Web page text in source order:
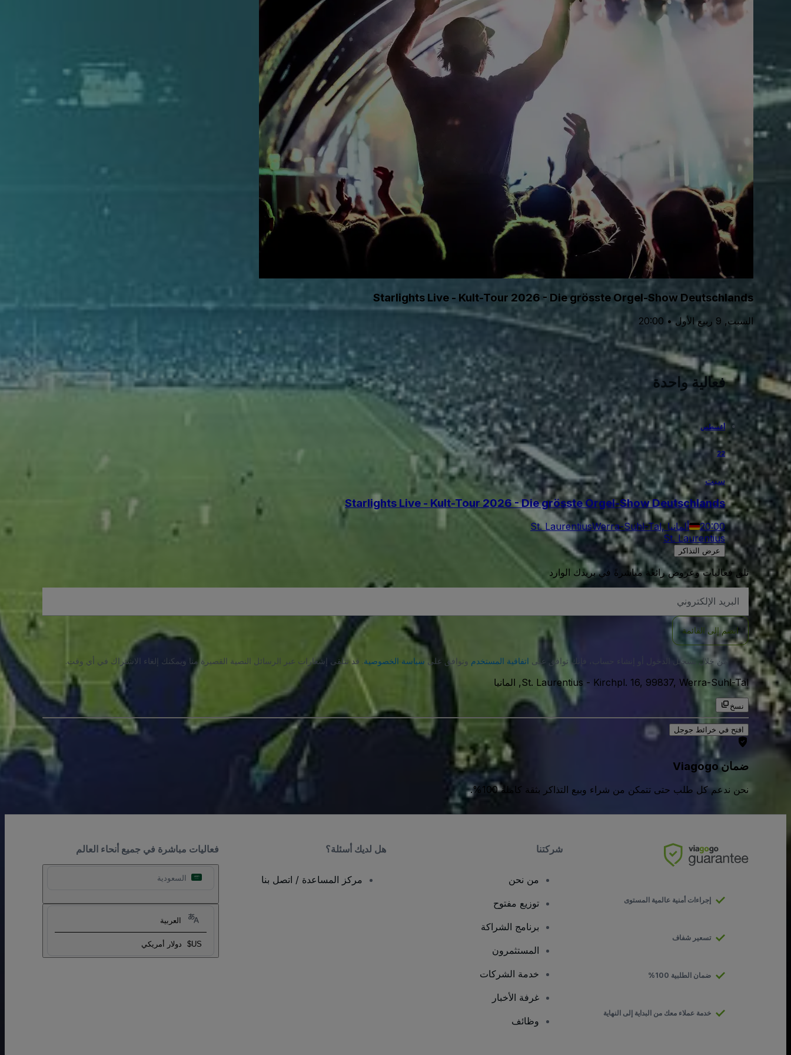
Starlights Live - Kult-Tour 2026 - Die grösste Orgel-Show Deutschlands
السبت, 9 ربيع الأول • 20:00
فعالية واحدة
أغسطس
22
سبت
Starlights Live - Kult-Tour 2026 - Die grösste Orgel-Show Deutschlands
20:00 Werra-Suhl-Tal, ألمانيا
St. Laurentius
St. Laurentius
عرض التذاكر
تلق فعاليات وعروض رائعة مباشرةً في بريدك الوارد
الاكتروني
انضم إلى القائمة
من خلال تسجيل الدخول أو إنشاء حساب، فإنك توافق على اتفاقية المستخدم وتوافق على سياسة الخصوصية. قد تتلقى إشعارات عبر الرسائل النصية القصيرة منا ويمكنك إلغاء الاشتراك في أي وقت.
St. Laurentius - Kirchpl. 16, 99837, Werra-Suhl-Tal, المانيا
نسخ
افتح في خرائط جوجل
ضمان Viagogo
نحن ندعم كل طلب حتى تتمكن من شراء وبيع التذاكر بثقة كاملة 100%.
فعاليات مباشرة في جميع أنحاء العالم
السعودية
العربية
US$ دولار أمريكي
إجراءات أمنية عالمية المستوى
تسعير شفاف
ضمان الطلبية 100%
خدمة عملاء معك من البداية إلى النهاية
شركتنا
من نحن
توزيع مفتوح
برنامج الشراكة
المستثمرون
خدمة الشركات
غرفة الأخبار
وظائف
هل لديك أسئلة؟
مركز المساعدة / اتصل بنا